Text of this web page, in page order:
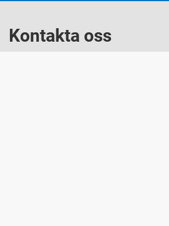
Kontakta oss